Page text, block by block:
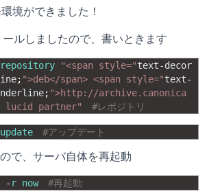
e
o
o
k
e k
e
境ができました！
ルしましたので、書いときます
repository "<span style="text-decor
; ">deb</span> <span style="text-
; ">http://archive.canonica
lucid partner"
#レポジトリ
update #アップデート
で、サーバ自体を再起動
- r now #再起動